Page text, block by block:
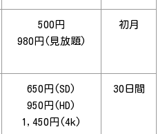
500円
980円(見放題)
初月
650円(SD)
950円(HD)
1,450円(4k)
30日間